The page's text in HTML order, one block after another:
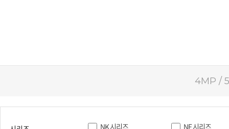
PoC 솔루션
AHD / TVI
4MP /
NK 시리즈
NE 시리즈